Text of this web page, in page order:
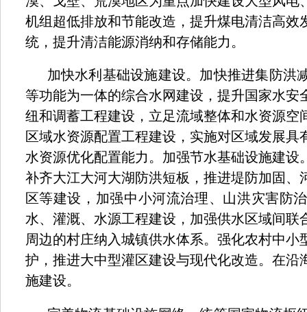
机组超低排放和节能改造，提升煤电清洁高效
统，提升清洁能源消纳和存储能力。
加快水利基础设施建设。加快推进集防洪
等功能为一体的综合水网建设，提升国家水安
纽和调蓄工程建设，立足流域整体和水资源空
区域水资源配置工程建设，实施对区域发展具
水资源优化配置能力。加强节水基础设施建设
补齐大江大河大湖防洪短板，推进堤防加固、
区等建设，加强中小河流治理、山洪灾害防
水、灌溉、水源工程建设，加强供水区域间联
周边的村庄纳入城镇供水体系。强化农村中小
护，推进大中型灌区建设与现代化改造。在沿
施建设。